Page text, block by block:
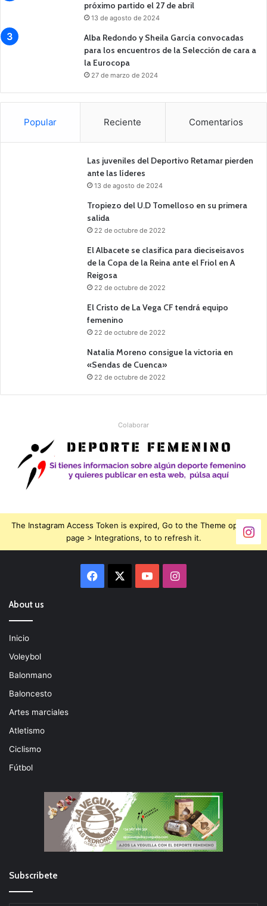
próximo partido el 27 de abril
13 de agosto de 2024
Alba Redondo y Sheila García convocadas
para los encuentros de la Selección de cara a
la Eurocopa
27 de marzo de 2024
Popular Reciente Comentarios
Las juveniles del Deportivo Retamar pierden
ante las líderes
13 de agosto de 2024
Tropiezo del U.D Tomelloso en su primera
salida
22 de octubre de 2022
El Albacete se clasifica para dieciseisavos
de la Copa de la Reina ante el Friol en A
Reigosa
22 de octubre de 2022
El Cristo de La Vega CF tendrá equipo
femenino
22 de octubre de 2022
Natalia Moreno consigue la victoria en
«Sendas de Cuenca»
22 de octubre de 2022
Colaborar
The Instagram Access Token is expired, Go to the Theme options
page > Integrations, to to refresh it.
Facebook YouTubeInstagram
About us
Inicio
Voleybol
Balonmano
Baloncesto
Artes marciales
Atletismo
Ciclismo
Fútbol
Subscribete